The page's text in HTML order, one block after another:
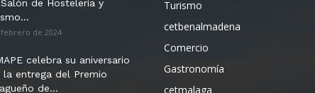
de Hostelería y
de 2024
celebra su aniversario
la entrega del Premio
de...
Turismo
cetbenalmadena
Comercio
Gastronomía
cetmalaga